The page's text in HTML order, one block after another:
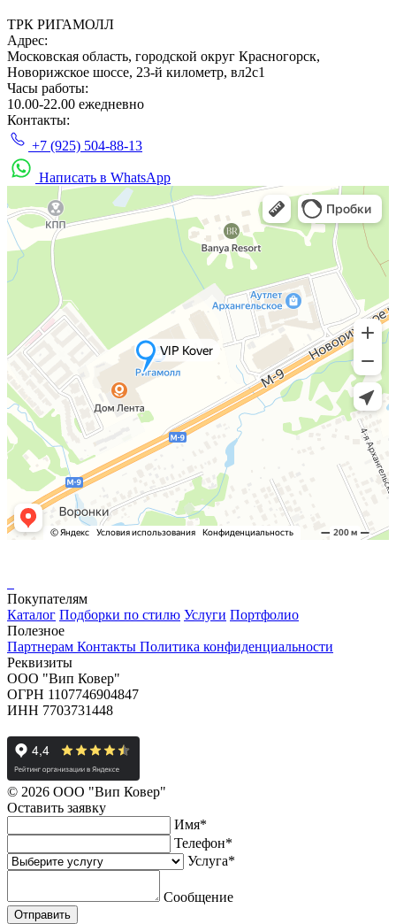
ТРК РИГАМОЛЛ
Адрес:
Московская область, городской округ Красногорск,
Новорижское шоссе, 23-й километр, вл2с1
Часы работы:
10.00-22.00 ежедневно
Контакты:
+7 (925) 504-88-13
Написать в WhatsApp
Покупателям
Каталог Подборки по стилю Услуги Портфолио
Полезное
Партнерам Контакты Политика конфиденциальности
Реквизиты
ООО "Вип Ковер"
ОГРН 1107746904847
ИНН 7703731448
© 2026 ООО "Вип Ковер"
Оставить заявку
Имя*
Телефон*
Услуга*
Сообщение
Отправить